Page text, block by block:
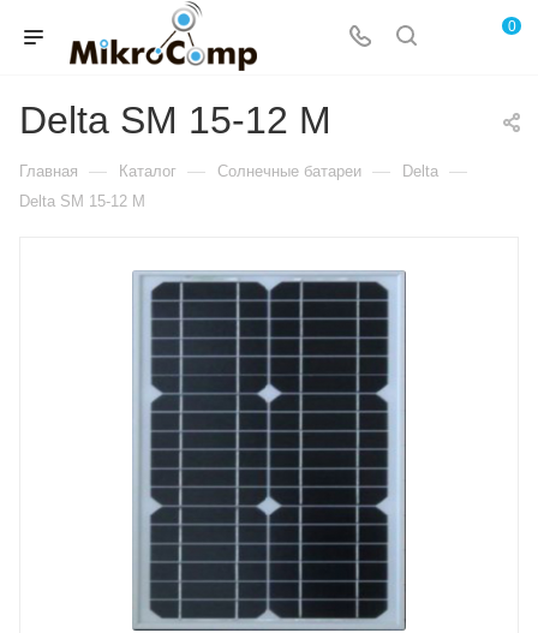
0
Delta SM 15-12 M
Главная — Каталог — Солнечные батареи — Delta —
Delta SM 15-12 M